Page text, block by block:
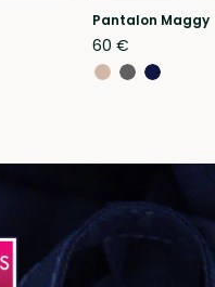
Pantalon Maggy
60 €